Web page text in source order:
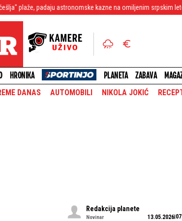
astronomske kazne na omiljenim srpskim letovalištima!
HRONIKA PLANETA ZABAVA
DANAS AUTOMOBILI NIKOLA JOKIĆ
Redakcija planete
Novinar 13.05.2026